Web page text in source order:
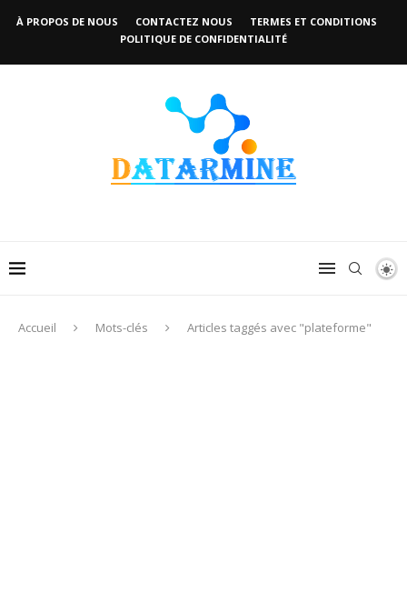
À PROPOS DE NOUS CONTACTEZ NOUS
TERMES ET CONDITIONS
POLITIQUE DE CONFIDENTIALITÉ
Accueil Mots-clés Articles taggés avec "plateforme"